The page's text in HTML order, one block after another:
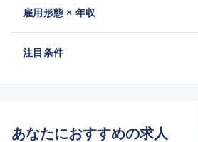
雇用形態 × 年収
注目条件
あなたにおすすめの求人